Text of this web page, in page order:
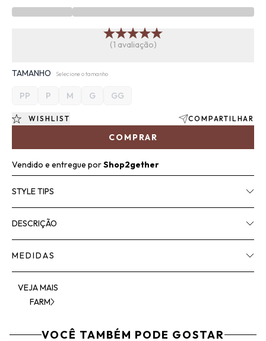
(1 avaliação)
TAMANHO Selecione o tamanho
PP P M G GG
COMPRAR
WISHLIST COMPARTILHAR
Vendido e entregue porShop2gether
STYLE TIPS
DESCRIÇÃO
MEDIDAS
VEJA MAIS
FARM
VOCÊ TAMBÉM PODE GOSTAR